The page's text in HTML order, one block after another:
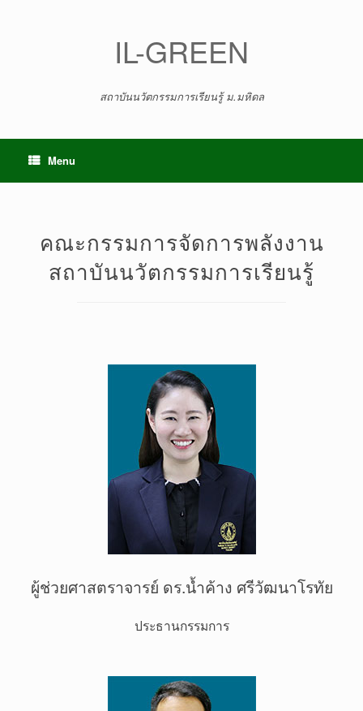
IL-GREEN
สถาบันนวัตกรรมการเรียนรู้ ม.มหิดล
Menu
คณะกรรมการจัดการพลังงาน
สถาบันนวัตกรรมการเรียนรู้
ผู้ช่วยศาสตราจารย์ ดร.น้ำค้าง ศรีวัฒนาโรทัย
ประธานกรรมการ